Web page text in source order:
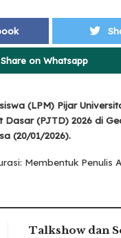
Share on Whatsapp
(LPM) Pijar
(PJTD) 2026 di
(20/01/2026).
Membentuk Penulis
Talkshow dan